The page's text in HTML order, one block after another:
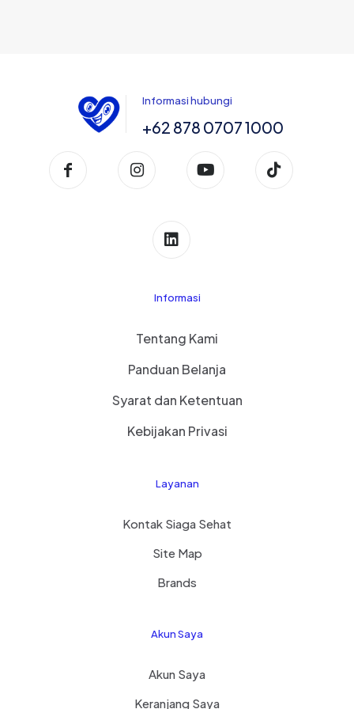
Informasi hubungi
+62 878 0707 1000
Informasi
Tentang Kami
Panduan Belanja
Syarat dan Ketentuan
Kebijakan Privasi
Layanan
Kontak Siaga Sehat
Site Map
Brands
Akun Saya
Akun Saya
Keranjang Saya